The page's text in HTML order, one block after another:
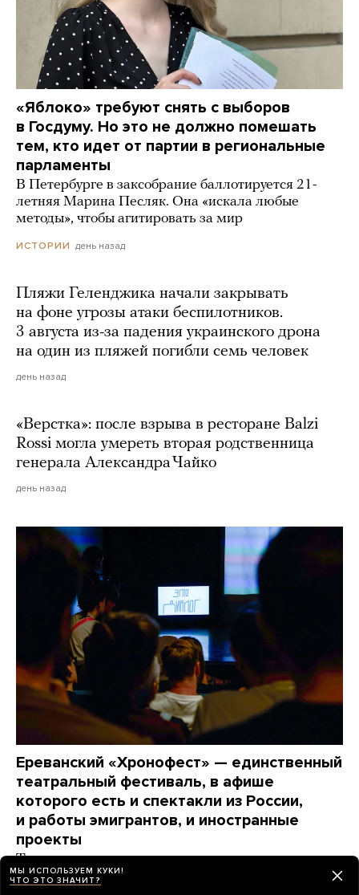
«Яблоко» требуют снять с выборов
в Госдуму. Но это не должно помешать
тем, кто идет от партии в региональные
парламенты
В Петербурге в заксобрание баллотируется 21-
летняя Марина Песляк. Она «искала любые
методы», чтобы агитировать за мир
ИСТОРИИ день назад
Пляжи Геленджика начали закрывать
на фоне угрозы атаки беспилотников.
3 августа из-за падения украинского дрона
на один из пляжей погибли семь человек
день назад
«Верстка»: после взрыва в ресторане Balzi
Rossi могла умереть вторая родственница
генерала Александра Чайко
день назад
Ереванский «Хронофест» — единственный
театральный фестиваль, в афише
которого есть и спектакли из России,
и работы эмигрантов, и иностранные
проекты
Только здесь режиссеры, артисты и зрители,
разделенные войной, могут вновь почувствовать
МЫ ИСПОЛЬЗУЕМ КУКИ!
ЧТО ЭТО ЗНАЧИТ?